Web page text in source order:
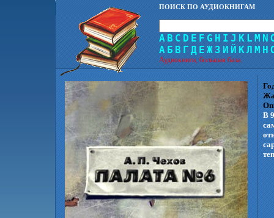
ПОИСК ПО АУДИОКНИГАМ
A B C D E F G H I J K L M N
А Б В Г Д Е Ж З И Й КЛ М Н
Аудиокниги, большая база.
В